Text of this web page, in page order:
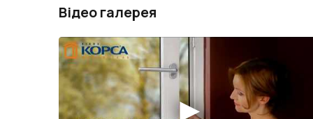
Відео галерея